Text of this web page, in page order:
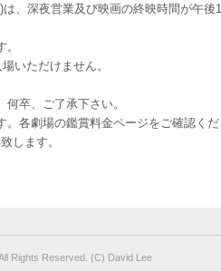
、深夜営業及び映画の終映時間が午後
いただけません。
卒、ご了承下さい。
各劇場の鑑賞料金ページをご確認くだ
します。
Rights Reserved. (C) David Lee